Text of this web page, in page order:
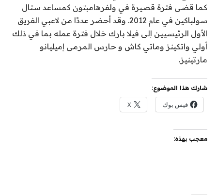
كما قضى فترة قصيرة في ولفرهامبتون كمساعد ستال
سولباكين في عام 2012. وقد أحضر عددًا من لاعبي الفريق
الأول الرئيسيين إلى فيلا بارك خلال فترة عمله بما في ذلك
أولي واتكينز وماتي كاش و حارس المرمى إميليانو
مارتينيز.
شارك هذا الموضوع:
فيس بوك X
معجب بهذه: